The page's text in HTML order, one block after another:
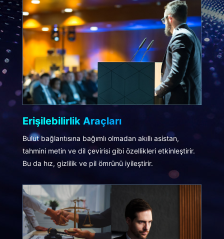
Erişilebilirlik Araçları
Bulut bağlantısına bağımlı olmadan akıllı asistan,
tahmini metin ve dil çevirisi gibi özellikleri etkinleştirir.
Bu da hız, gizlilik ve pil ömrünü iyileştirir.